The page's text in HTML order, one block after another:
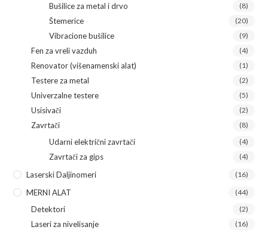
Bušilice za metal i drvo (8)
Štemerice (20)
Vibracione bušilice (9)
Fen za vreli vazduh (4)
Renovator (višenamenski alat) (1)
Testere za metal (2)
Univerzalne testere (5)
Usisivači (2)
Zavrtači (8)
Udarni električni zavrtači (4)
Zavrtači za gips (4)
Laserski Daljinomeri (16)
MERNI ALAT (44)
Detektori (2)
Laseri za nivelisanje (16)